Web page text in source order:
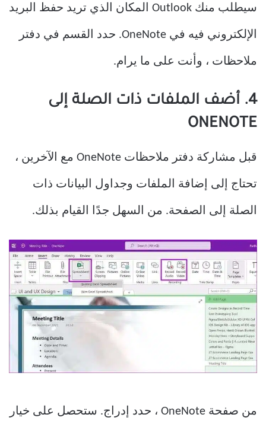
سيطلب منك Outlook المكان الذي تريد حفظ البريد
الإلكتروني فيه في OneNote. حدد القسم في دفتر
ملاحظات ، وأنت على ما يرام.
4. أضف الملفات ذات الصلة إلى
ONENOTE
قبل مشاركة دفتر ملاحظات OneNote مع الآخرين ،
تحتاج إلى إضافة الملفات وجداول البيانات ذات
الصلة إلى الصفحة. من السهل جدًا القيام بذلك.
من صفحة OneNote ، حدد إدراج. ستحصل على خيار